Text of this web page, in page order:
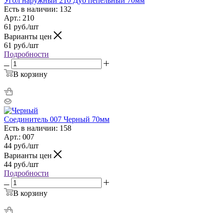
Есть в наличии: 132
Арт.: 210
61 руб./шт
Варианты цен
61 руб./шт
Подробности
В корзину
Соединитель 007 Черный 70мм
Есть в наличии: 158
Арт.: 007
44 руб./шт
Варианты цен
44 руб./шт
Подробности
В корзину